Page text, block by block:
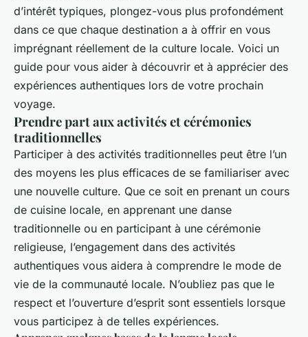
d’intérêt typiques, plongez-vous plus profondément
dans ce que chaque destination a à offrir en vous
imprégnant réellement de la culture locale. Voici un
guide pour vous aider à découvrir et à apprécier des
expériences authentiques lors de votre prochain
voyage.
Prendre part aux activités et cérémonies
traditionnelles
Participer à des activités traditionnelles peut être l’un
des moyens les plus efficaces de se familiariser avec
une nouvelle culture. Que ce soit en prenant un cours
de cuisine locale, en apprenant une danse
traditionnelle ou en participant à une cérémonie
religieuse, l’engagement dans des activités
authentiques vous aidera à comprendre le mode de
vie de la communauté locale. N’oubliez pas que le
respect et l’ouverture d’esprit sont essentiels lorsque
vous participez à de telles expériences.